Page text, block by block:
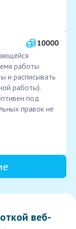
10000
работы
и расписывать
работы).
под
правок не
веб-